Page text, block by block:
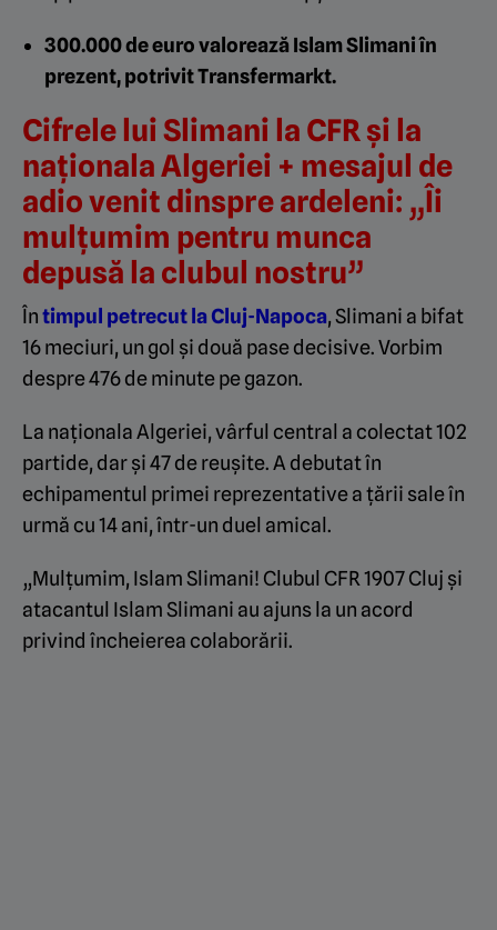
300.000 de euro valorează Islam Slimani în
prezent, potrivit Transfermarkt.
Cifrele lui Slimani la CFR și la
naționala Algeriei + mesajul de
adio venit dinspre ardeleni: „Îi
mulțumim pentru munca
depusă la clubul nostru”
Întimpul petrecut la Cluj-Napoca, Slimani a bifat
16 meciuri, un gol și două pase decisive. Vorbim
despre 476 de minute pe gazon.
La naționala Algeriei, vârful central a colectat 102
partide, dar și 47 de reușite. A debutat în
echipamentul primei reprezentative a țării sale în
urmă cu 14 ani, într-un duel amical.
„Mulțumim, Islam Slimani! Clubul CFR 1907 Cluj și
atacantul Islam Slimani au ajuns la un acord
privind încheierea colaborării.